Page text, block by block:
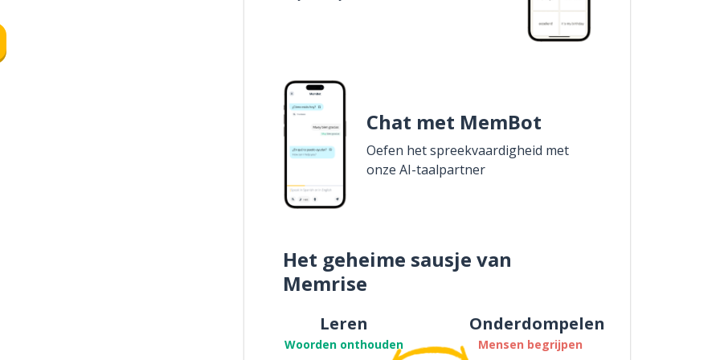
Chat met MemBot
Oefen het spreekvaardigheid met
onze AI-taalpartner
Het geheime sausje van
Memrise
Leren
Woorden onthouden
Onderdompelen
Mensen begrijpen